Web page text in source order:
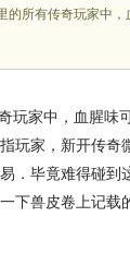
的所有传奇玩家中
玩家中，血腥味
玩家，新开传
．毕竟难得碰到
下兽皮卷上记载